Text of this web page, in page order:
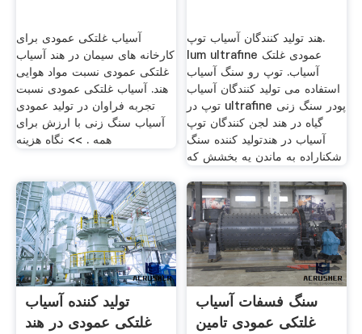
آسیاب غلتکی عمودی برای
کارخانه های سیمان در هند آسیاب
غلتکی عمودی نسبت مواد هوایی
هند. آسیاب غلتکی عمودی نسبت
تجربه فراوان در تولید عمودی
آسیاب سنگ زنی با ارزش برای
همه . >> نگاه هزینه
هند تولید کنندگان آسیاب توپ.
lum ultrafine عمودی غلتک
آسیاب. توپ رو سنگ آسیاب
استفاده می تولید کنندگان آسیاب
توپ در ultrafine پودر سنگ زنی
گیاه در هند لجن کنندگان توپ
آسیاب در هندتولید کننده سنگ
شکناراده به ماندن یه بخشش که
تولید کننده آسیاب
غلتکی عمودی در هند
سنگ فسفات آسیاب
غلتکی عمودی تامین